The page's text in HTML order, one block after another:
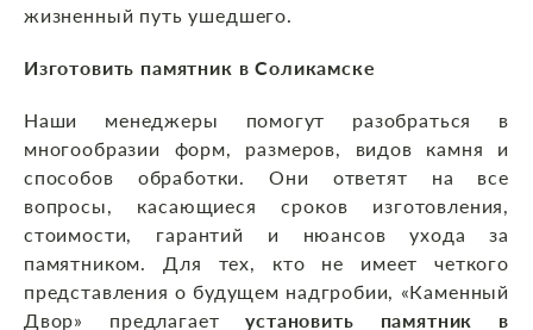
жизненный путь ушедшего.
Изготовить памятник в Соликамске
Наши менеджеры помогут разобраться в
многообразии форм, размеров, видов камня и
способов обработки. Они ответят на все
вопросы, касающиеся сроков изготовления,
стоимости, гарантий и нюансов ухода за
памятником. Для тех, кто не имеет четкого
представления о будущем надгробии, «Каменный
Двор» предлагаетустановить памятник в